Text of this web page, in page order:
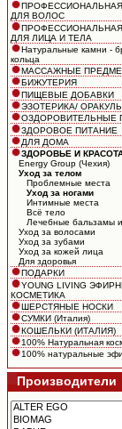
ДЛЯ ВОЛОС
ДЛЯ ЛИЦА И ТЕЛА
Натуральные камни -
кольца
МАССАЖНЫЕ
БИЖУТЕРИЯ
ПИЩЕВЫЕ ДОБАВКИ
ЭЗОТЕРИКА/ ОРАКУЛЫ
ОЗДОРОВИТЕЛЬНЫЕ
ЗДОРОВОЕ ПИТАНИЕ
ДЛЯ ДОМА
ЗДОРОВЬЕ И
Energy Group (Чехия)
Уход за телом
Проблемные места
Уход за ногами
Интимные места
Всё тело
Лечебные бальзамы
Уход за волосами
Уход за зубами
Уход за кожей лица
Для здоровья
ПОДАРКИ
YOUNG LIVING
КОСМЕТИКА
ШЕРСТЯНЫЕ НОСКИ
СУМКИ (Италия)
КОШЕЛЬКИ (ИТАЛИЯ)
100% Натуральная
100% натуральные
Производители